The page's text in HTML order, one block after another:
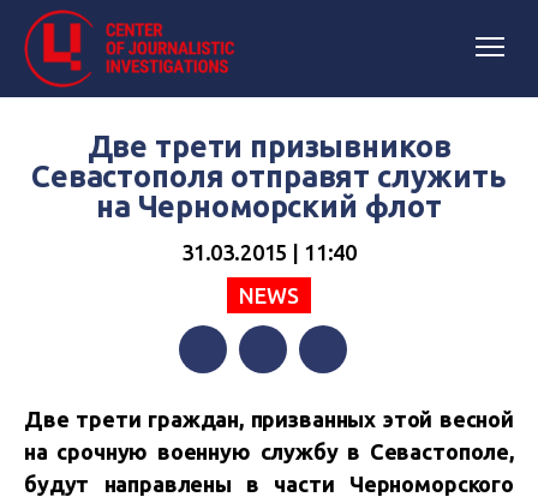
Две трети призывников
Севастополя отправят служить
на Черноморский флот
31.03.2015 | 11:40
NEWS
Две трети граждан, призванных этой весной
на срочную военную службу в Севастополе,
будут направлены в части Черноморского